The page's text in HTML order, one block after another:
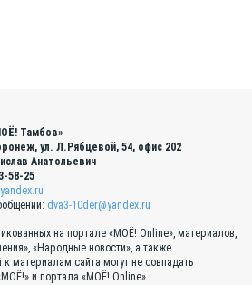
Тамбов»
ул. Л.Рябцевой, 54, офис 202
Анатольевич
58-25
dva3-10der@yandex.ru
на портале «МОЁ! Online», материалов,
«Народные новости», а также
материалам сайта могут не совпадать
и портала «МОЁ! Online».